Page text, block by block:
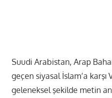
Suudi Arabistan, Arap
geçen siyasal İslam’a karşı
geleneksel şekilde metin